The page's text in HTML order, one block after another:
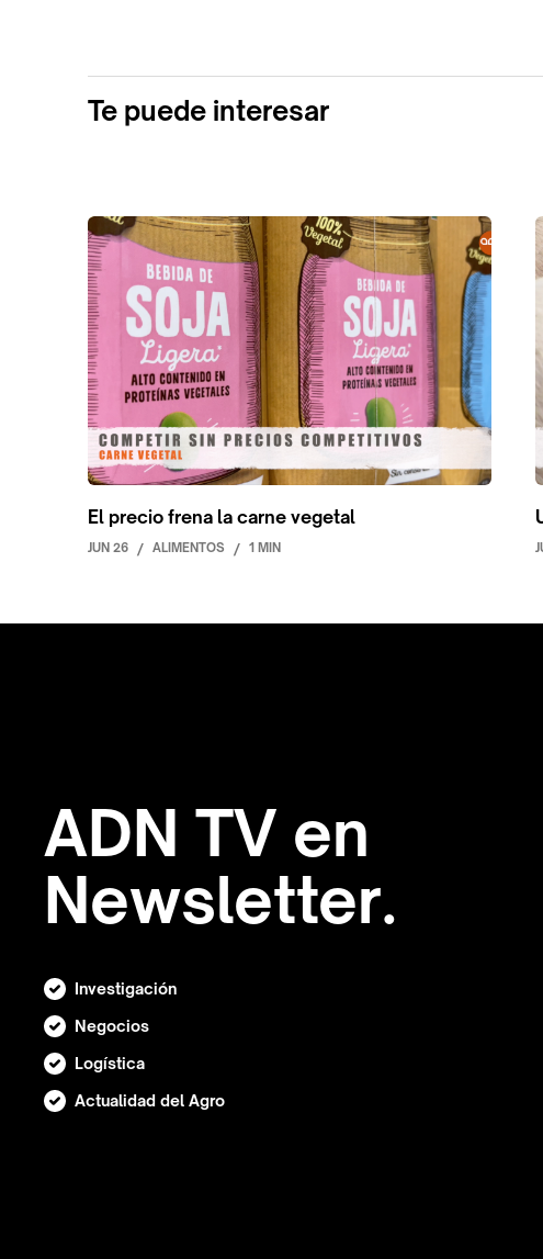
Te puede interesar
El precio frena la carne vegetal
JUN 26 / ALIMENTOS / 1 MIN
ADN TV en
Newsletter.
Investigación
Negocios
Logística
Actualidad del Agro